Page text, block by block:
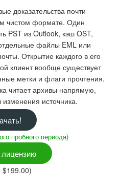
доказательства почти
чистом формате. Один
PST из Outlook, кэш OST,
файлы EML или
Открытие каждого в его
клиент вообще существует
метки и флаги прочтения.
читает архивы напрямую,
изменения источника.
пробного периода)
лицензию
$199.00)